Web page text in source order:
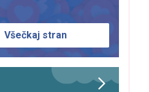
Všečkaj stran